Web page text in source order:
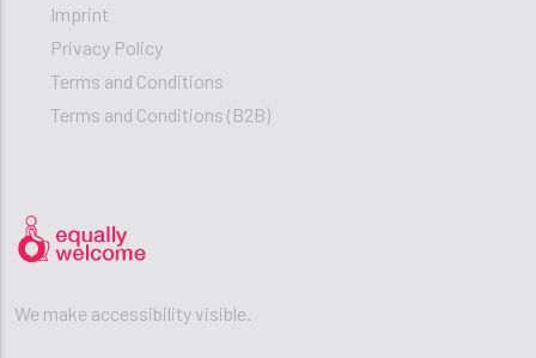
Imprint
Privacy Policy
Terms and Conditions
Terms and Conditions (B2B)
We make accessibility visible.